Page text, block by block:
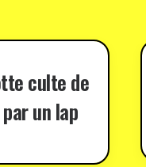
culte de
un lap